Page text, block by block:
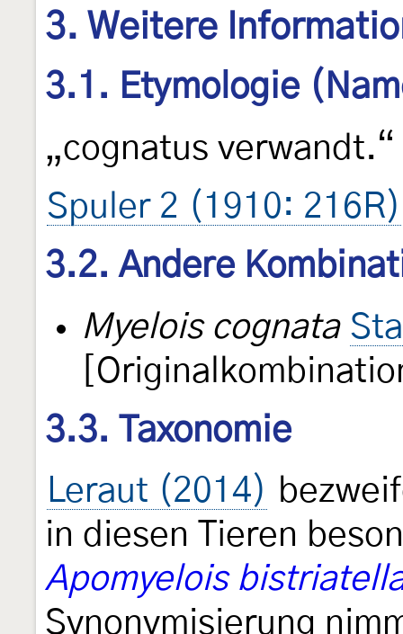
3. Weitere
3.1. Etymologie
„cognatus verwandt.“
Spuler 2 (1910: 216R)
3.2. Andere
Myelois cognata
3.3. Taxonomie
Leraut (2014)
in diesen Tieren
Apomyelois
Synonymisierung